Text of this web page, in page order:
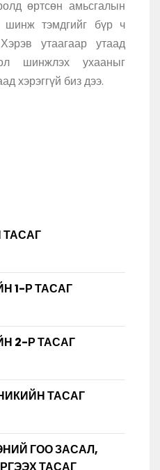
өртсөн амьсгалын
тэмдгийг бүр ч
утаагаар утаад
шинжлэх ухааныг
хэрэггүй биз дээ.
ТАСАГ
1-Р ТАСАГ
2-Р ТАСАГ
ТАСАГ
ГОО ЗАСАЛ,